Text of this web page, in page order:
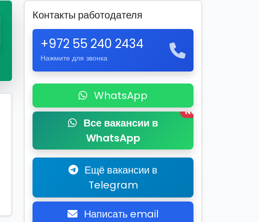
Контакты работодателя
+972 55 240 2434
Нажмите для звонка
WhatsApp
Все вакансии в
WhatsApp
New
Ещё вакансии в
Telegram
Написать email